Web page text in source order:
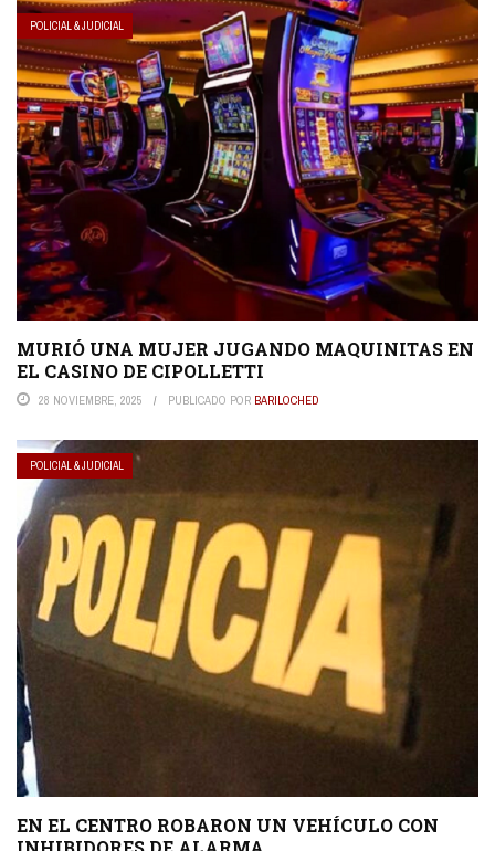
POLICIAL & JUDICIAL
MURIÓ UNA MUJER JUGANDO MAQUINITAS EN
EL CASINO DE CIPOLLETTI
28 NOVIEMBRE, 2025 PUBLICADO POR BARILOCHED
POLICIAL & JUDICIAL
EN EL CENTRO ROBARON UN VEHÍCULO CON